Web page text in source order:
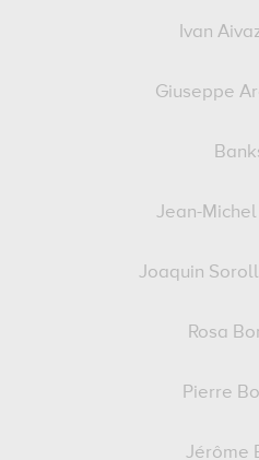
Ivan
Giuseppe
Jean-
Joaquin
Rosa
Pierre
Jérôme